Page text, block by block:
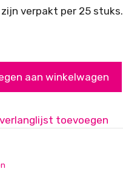
verpakt per 25 stuks.
aan winkelwagen
toevoegen